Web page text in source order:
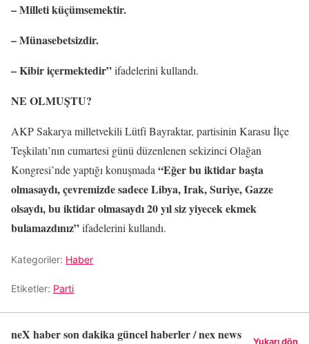
– Milleti küçümsemektir.
– Münasebetsizdir.
– Kibir içermektedir”ifadelerini kullandı.
NE OLMUŞTU?
AKP Sakarya milletvekili Lütfi Bayraktar, partisinin Karasu İlçe
Teşkilatı’nın cumartesi günü düzenlenen sekizinci Olağan
Kongresi’nde yaptığı konuşmada “Eğer bu iktidar başta
olmasaydı, çevremizde sadece Libya, Irak, Suriye, Gazze
olsaydı, bu iktidar olmasaydı 20 yıl siz yiyecek ekmek
bulamazdınız”ifadelerini kullandı.
Kategoriler: Haber
Etiketler: Parti
neX haber son dakika güncel haberler / nex news Yukarı dön